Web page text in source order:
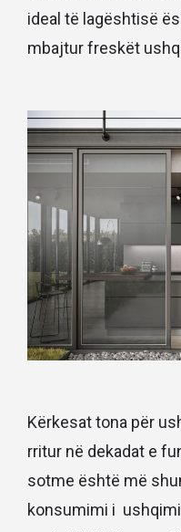
ideal të lagështisë
mbajtur freskët
Kërkesat tona për
rritur në dekadat e
sotme është më
konsumimi i